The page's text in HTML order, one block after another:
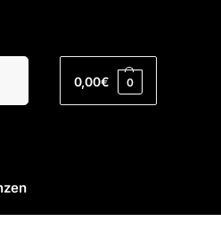
0,00€ 0